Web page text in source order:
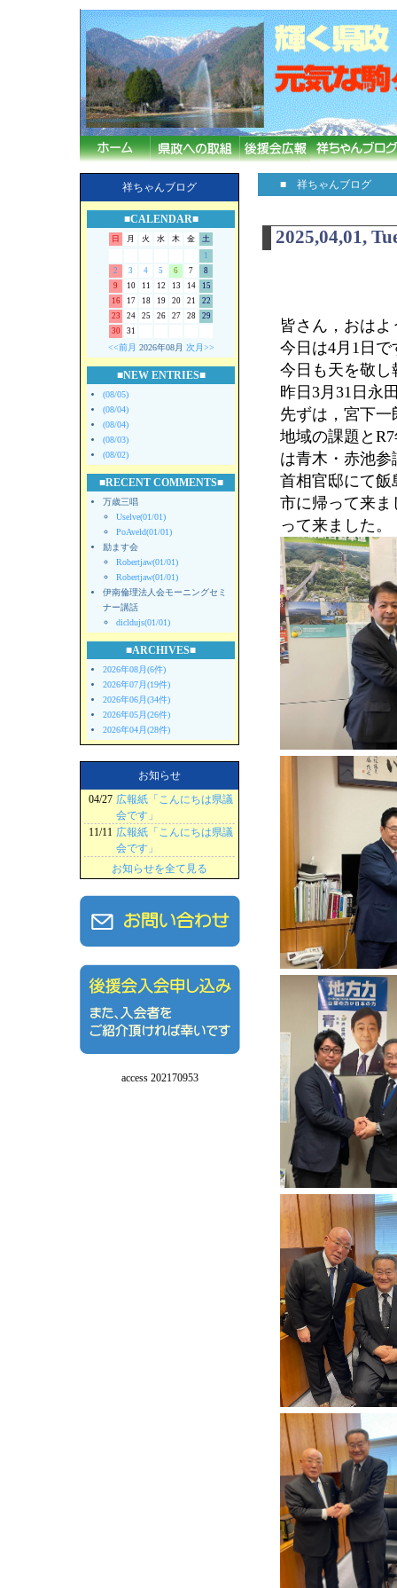
祥ちゃんブログ
■CALENDAR■
日 月 火 水 木 金
土
1
2
3 4 5 6 7
8
9
10 11 12 13 14
15
16
17 18 19 20 21
22
23
24 25 26 27 28
29
30
31
<<前月 2026年08月 次月>>
■NEW ENTRIES■
(08/05)
(08/04)
(08/04)
(08/03)
(08/02)
■RECENT COMMENTS■
万歳三唱
Uselve(01/01)
PoAveld(01/01)
励ます会
Robertjaw(01/01)
Robertjaw(01/01)
伊南倫理法人会モーニングセミ
ナー講話
dicldujs(01/01)
■ARCHIVES■
2026年08月(6件)
2026年07月(19件)
2026年06月(34件)
2026年05月(26件)
2026年04月(28件)
お知らせ
04/27 広報紙「こんにちは県議
会です」
11/11 広報紙「こんにちは県議
会です」
お知らせを全て見る
access 202170953
■ 祥ちゃんブログ
2025,04,01,
皆さん，おは
今日は4月1日
今日も天を敬し
昨日3月31日永
先ずは，宮下
地域の課題と
は青木・赤池
首相官邸にて
市に帰って来
って来ました。